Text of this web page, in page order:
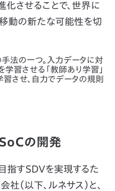
化させることで、世界に
動の新たな可能性を切
法の一つ。入力データに対
習させる「教師あり学習」
させ、自力でデータの規則
の開発
すSDVを実現するた
（以下、ルネサス）と、